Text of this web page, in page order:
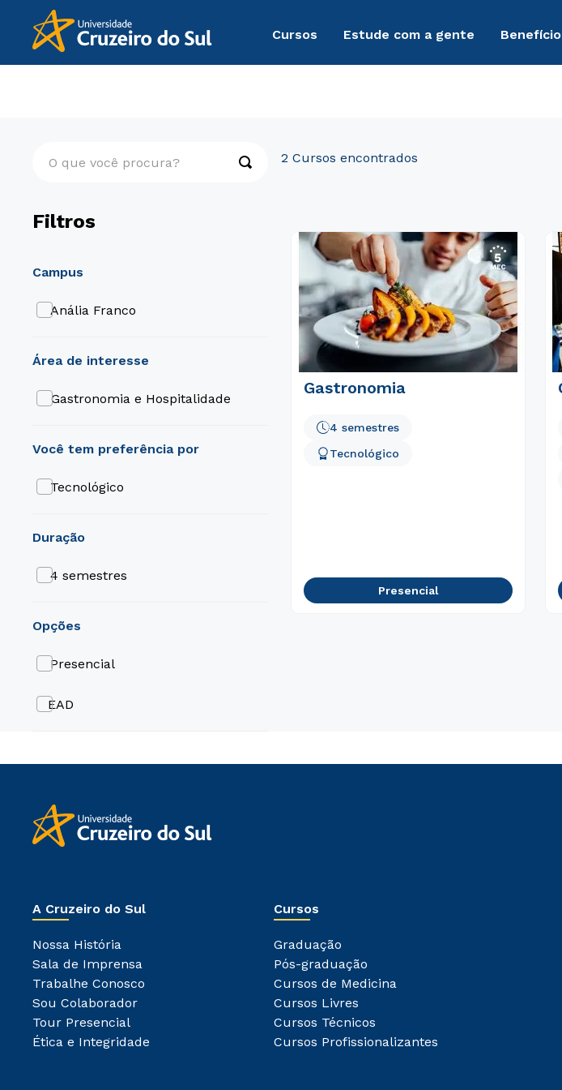
Cursos Estude com a gente
Filtros
área de interesse
Gastronomia e Hospitalidade
campus
Anália Franco
duração
4 semestres
opções
Presencial
EAD
Tecnológico
2
Gastronomia
Tecnológico
4 semestres
Presencial
A Cruzeiro do Sul
Nossa História
Sala de Imprensa
Trabalhe Conosco
Sou Colaborador
Tour Presencial
Ética e Integridade
Cursos
Graduação
Pós-graduação
Cursos de Medicina
Cursos Livres
Cursos Técnicos
Cursos Profissionalizantes
Rápido e fácil
autorizo que meus dados
envio de conteúdos da